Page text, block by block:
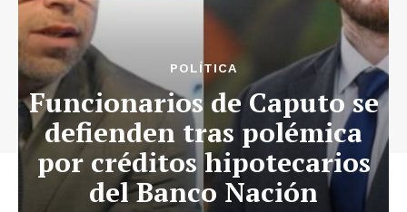
POLÍTICA
Funcionarios de Caputo se
defienden tras polémica
por créditos hipotecarios
del Banco Nación